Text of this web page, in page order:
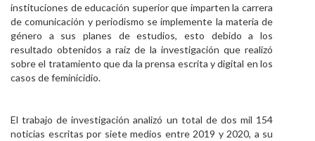
instituciones de educación superior que imparten la carrera
de comunicación y periodismo se implemente la materia de
género a sus planes de estudios, esto debido a los
resultado obtenidos a raíz de la investigación que realizó
sobre el tratamiento que da la prensa escrita y digital en los
casos de feminicidio.
El trabajo de investigación analizó un total de dos mil 154
noticias escritas por siete medios entre 2019 y 2020, a su